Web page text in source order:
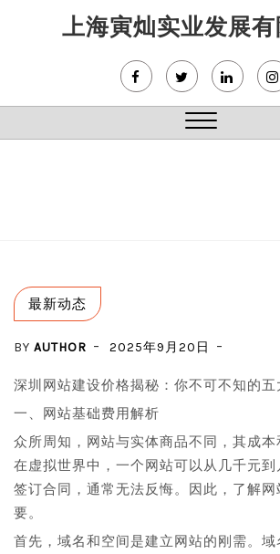
上海寅灿实业发展有
Close
最新动态
BY AUTHOR 2025年9月20日
深圳网站建设价格揭秘：你不可不知的五
一、网站基础费用解析
众所周知，网站与实体商品不同，其成本
在虚拟世界中，一个网站可以从几千元
签订合同，通常无法反悔。因此，了解
要。
首先，域名和空间是建立网站的刚需。